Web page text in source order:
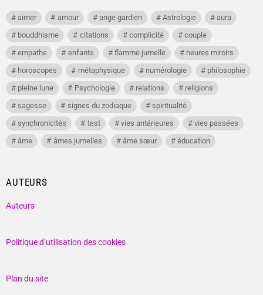
aimer amour ange gardien Astrologie
aura
bouddhisme
citations complicité
couple
empathe
enfants flamme jumelle
heures miroirs
horoscopes
métaphysique numérologie
philosophie
pleine lune
Psychologie relations
religions
sagesse
signes du zodiaque
spiritualité
synchronicités
test vies antérieures
vies passées
âme
âmes jumelles âme sœur éducation
AUTEURS
Auteurs
Politique d’utilisation des cookies
Plan du site